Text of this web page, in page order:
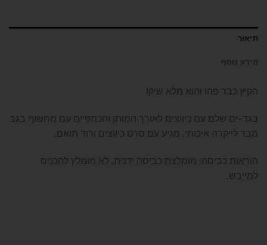
תיאור
מידע נוסף
הקיץ כבר פה! והוא מלא שיק!
בגד-ים שלם עם כיווצים לאורך המותן והכתפיים עם מחשוף בגב
מבד לייקרה איכותי, מגיע עם סרט כיווצים ורוד תואם.
הוראות כביסה: מומלצת כביסה ידנית, לא מומלץ להכניס
למייבש.